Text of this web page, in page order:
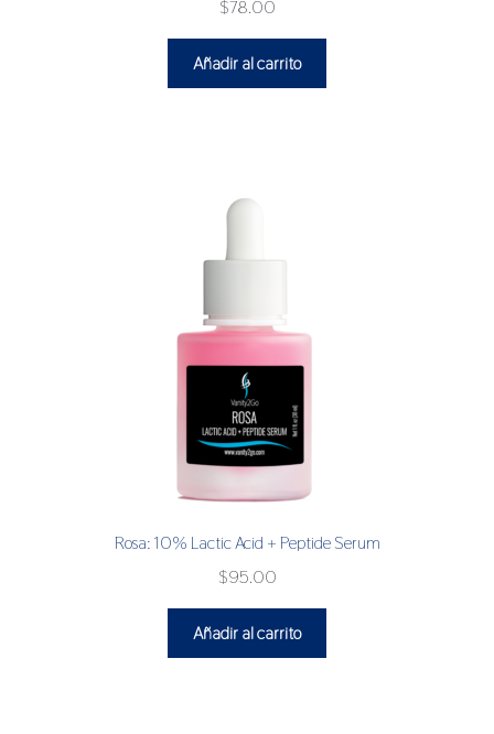
$78.00
Añadir al carrito
Rosa: 10% Lactic Acid + Peptide Serum
$95.00
Añadir al carrito